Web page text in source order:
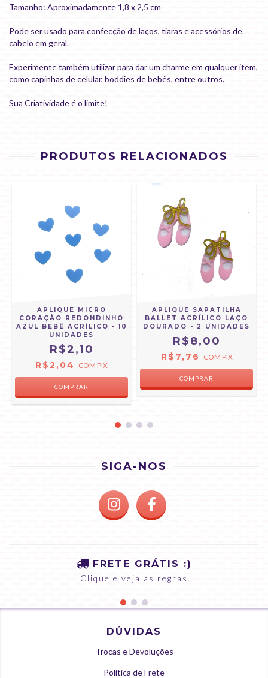
Tamanho: Aproximadamente 1,8 x 2,5 cm
Pode ser usado para confecção de laços, tiaras e acessórios de
cabelo em geral.
Experimente também utilizar para dar um charme em qualquer item,
como capinhas de celular, boddies de bebês, entre outros.
Sua Criatividade é o limite!
PRODUTOS RELACIONADOS
APLIQUE MICRO
CORAÇÃO REDONDINHO
AZUL BEBÊ ACRÍLICO - 10
UNIDADES
R$2,10
R$2,04 COM PIX
APLIQUE SAPATILHA
BALLET ACRÍLICO LAÇO
DOURADO - 2 UNIDADES
R$8,00
R$7,76 COM PIX
SIGA-NOS
FRETE GRÁTIS :)
Clique e veja as regras
DÚVIDAS
Trocas e Devoluções
Política de Frete